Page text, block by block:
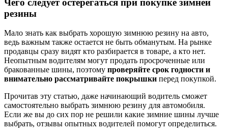
Чего следует остерегаться при покупке зимней
резины
Мало знать как выбрать хорошую зимнюю резину на авто,
ведь важным также остается не быть обманутым. На рынке
продавцы сразу видят кто разбирается в товаре, а кто нет.
Неопытным водителям могут продать просроченные или
бракованные шины, поэтому проверяйте срок годности и
внимательно рассматривайте покрышки перед покупкой.
Прочитав эту статью, даже начинающий водитель сможет
самостоятельно выбрать зимнюю резину для автомобиля.
Если же вы до сих пор не решили какие зимние шины лучше
выбрать, отзывы опытных водителей помогут определиться.